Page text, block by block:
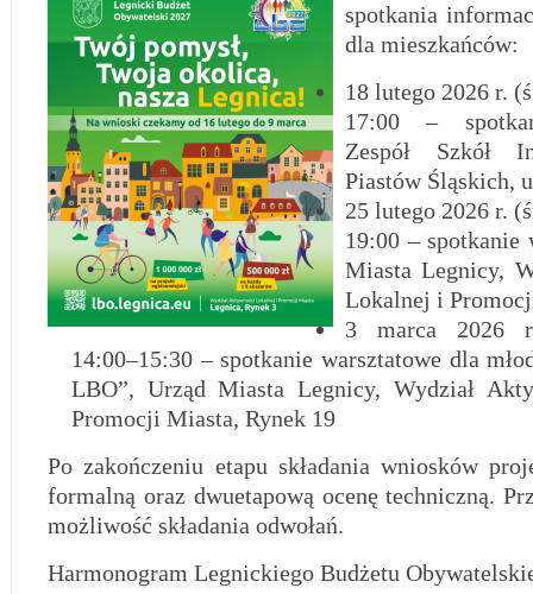
spotkania
dla mieszkańców:
18 lutego 2026 r.
17:00 –
Zespół Szkół
Piastów Śląskich,
25 lutego 2026 r.
19:00 – spotkanie
Miasta Legnicy,
Lokalnej i
3 marca 2026
14:00–15:30 – spotkanie warsztatowe dla
LBO”, Urząd Miasta Legnicy, Wydział
Promocji Miasta, Rynek 19
Po zakończeniu etapu składania wniosków
formalną oraz dwuetapową ocenę techniczną.
możliwość składania odwołań.
Harmonogram Legnickiego Budżetu